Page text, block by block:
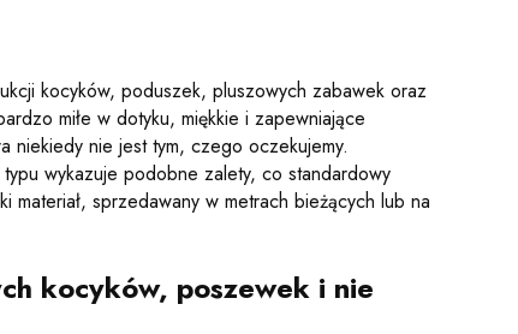
kocyków, poduszek, pluszowych zabawek oraz
miłe w dotyku, miękkie i zapewniające
niekiedy nie jest tym, czego oczekujemy.
wykazuje podobne zalety, co standardowy
materiał, sprzedawany w metrach bieżących lub na
kocyków, poszewek i nie